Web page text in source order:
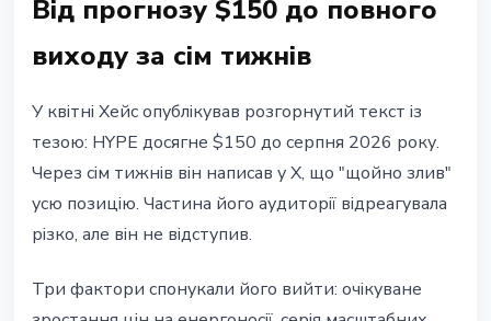
Від прогнозу $150 до повного
виходу за сім тижнів
У квітні Хейс опублікував розгорнутий текст із
тезою: HYPE досягне $150 до серпня 2026 року.
Через сім тижнів він написав у X, що "щойно злив"
усю позицію. Частина його аудиторії відреагувала
різко, але він не відступив.
Три фактори спонукали його вийти: очікуване